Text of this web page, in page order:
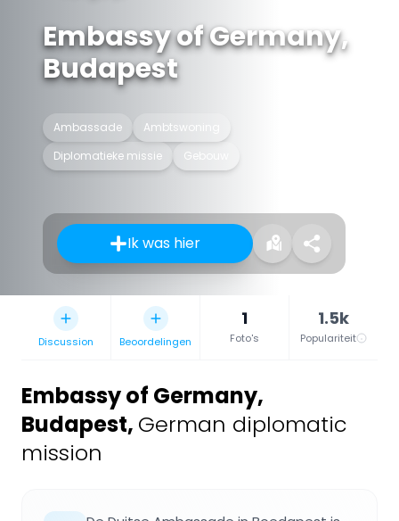
Embassy of Germany,
Budapest
Ambassade
Ambtswoning
Diplomatieke missie
Gebouw
Ik was hier
Discussion Beoordelingen
1
Foto's
1.5k
Populariteit
Embassy of Germany,
Budapest, German diplomatic
mission